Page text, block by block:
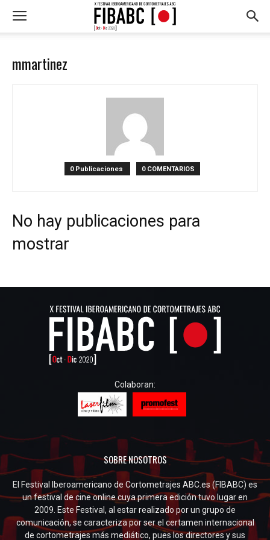
mmartinez
0 Publicaciones 0 COMENTARIOS
No hay publicaciones para
mostrar
Colaboran:
SOBRE NOSOTROS
El Festival Iberoamericano de Cortometrajes ABC.es (FIBABC) es
un festival de cine online cuya primera edición tuvo lugar en
2009. Este Festival, al estar realizado por un grupo de
comunicación, se caracteriza por ser el certamen internacional
de cortometrajes más mediático, pues los directores y sus